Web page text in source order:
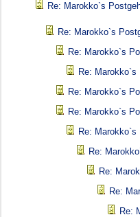
Re: Marokko`s
Re: Marokko`s
Re: Marokko`s
Re:
Re: Marokko`s
Re: Marokko`s
Re:
Re:
Re:
Re:
Re: